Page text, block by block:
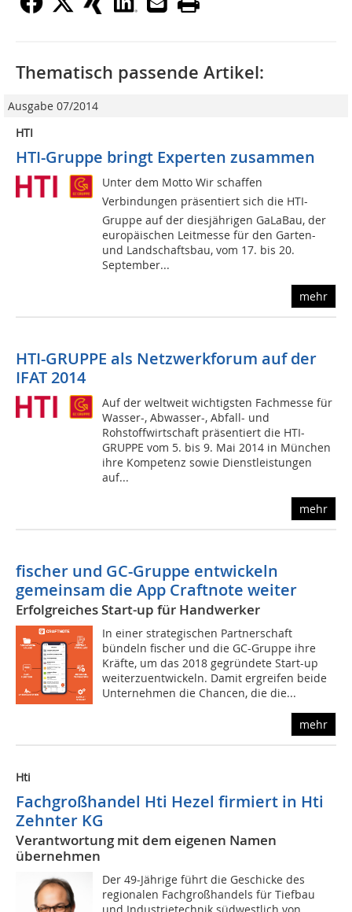
Thematisch passende Artikel:
Ausgabe 07/2014
HTI
HTI-Gruppe bringt Experten zusammen
Unter dem Motto Wir schaffen
Verbindungen präsentiert sich die HTI-
Gruppe auf der diesjährigen GaLaBau, der
europäischen Leitmesse für den Garten-
und Landschaftsbau, vom 17. bis 20.
September...
mehr
HTI-GRUPPE als Netzwerkforum auf der
IFAT 2014
Auf der weltweit wichtigsten Fachmesse für
Wasser-, Abwasser-, Abfall- und
Rohstoffwirtschaft präsentiert die HTI-
GRUPPE vom 5. bis 9. Mai 2014 in München
ihre Kompetenz sowie Dienstleistungen
auf...
mehr
fischer und GC-Gruppe entwickeln
gemeinsam die App Craftnote weiter
Erfolgreiches Start-up für Handwerker
In einer strategischen Partnerschaft
bündeln fischer und die GC-Gruppe ihre
Kräfte, um das 2018 gegründete Start-up
weiterzuentwickeln. Damit ergreifen beide
Unternehmen die Chancen, die die...
mehr
Hti
Fachgroßhandel Hti Hezel firmiert in Hti
Zehnter KG
Verantwortung mit dem eigenen Namen
übernehmen
Der 49-Jährige führt die Geschicke des
regionalen Fachgroßhandels für Tiefbau